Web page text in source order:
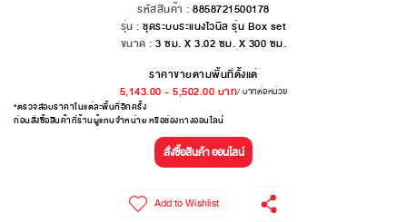
รหัสสินค้า : 8858721500178
รุ่น : ชุดระบบระแนงไวนิล รุ่น Box set
ขนาด : 3 ซม. X 3.02 ซม. X 300 ซม.
ราคาขายตามพื้นที่ตั้งแต่
5,143.00 - 5,502.00 บาท/ บาทต่อหน่วย
*ตรวจสอบราคาในแต่ละพื้นที่อีกครั้ง
ก่อนสั่งซื้อสินค้าที่ร้านผู้แทนจำหน่าย หรือช่องทางออนไลน์
สั่งซื้อสินค้า ออนไลน์
Add to Wishlist